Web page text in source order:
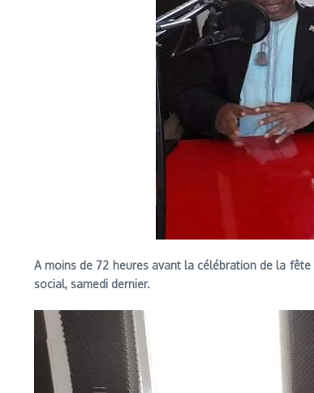
A moins de 72 heures avant la célébration de la
social, samedi dernier.